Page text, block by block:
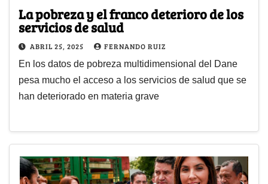
La pobreza y el franco deterioro de los
servicios de salud
ABRIL 25, 2025 FERNANDO RUIZ
En los datos de pobreza multidimensional del Dane
pesa mucho el acceso a los servicios de salud que se
han deteriorado en materia grave